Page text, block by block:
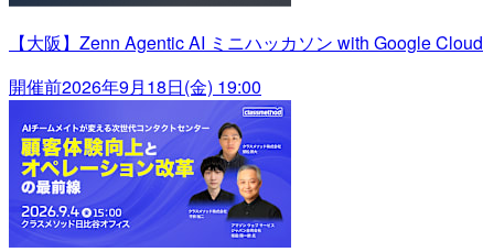
【大阪】Zenn Agentic AI ミニハッカソン with Google Cloud
開催前2026年9月18日(金) 19:00